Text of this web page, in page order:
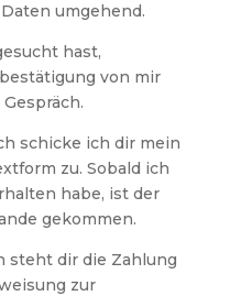
umgehend.
hast,
von mir
schicke ich dir mein
zu. Sobald ich
habe, ist der
gekommen.
steht dir die Zahlung
zur